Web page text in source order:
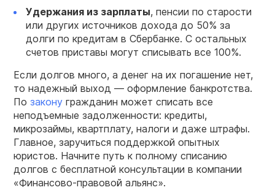
Удержания из зарплаты, пенсии по старости
или других источников дохода до 50% за
долги по кредитам в Сбербанке. С остальных
счетов приставы могут списывать все 100%.
Если долгов много, а денег на их погашение нет,
то надежный выход — оформление банкротства.
По закону гражданин может списать все
неподъемные задолженности: кредиты,
микрозаймы, квартплату, налоги и даже штрафы.
Главное, заручиться поддержкой опытных
юристов. Начните путь к полному списанию
долгов с бесплатной консультации в компании
«Финансово-правовой альянс».